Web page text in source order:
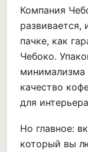
Компания
пачке, как
Чебоко.
минимализма
качество
для
Но главное:
который вы